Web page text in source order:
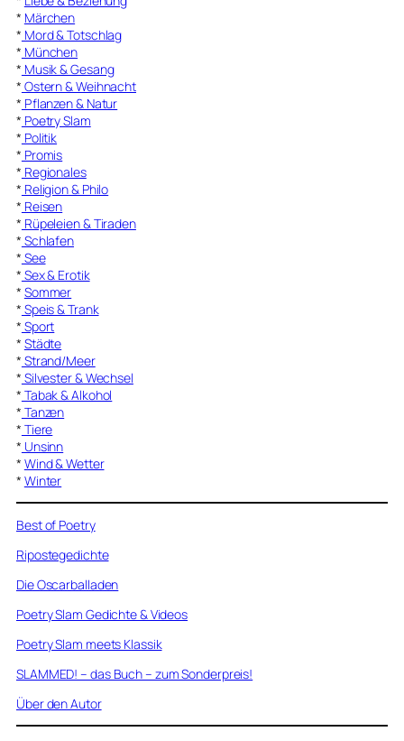
* Märchen
* Mord & Totschlag
* München
* Musik & Gesang
* Ostern & Weihnacht
* Pflanzen & Natur
* Poetry Slam
* Politik
* Promis
* Regionales
* Religion & Philo
* Reisen
* Rüpeleien & Tiraden
* Schlafen
* See
* Sex & Erotik
* Sommer
* Speis & Trank
* Sport
* Städte
* Strand/Meer
* Silvester & Wechsel
* Tabak & Alkohol
* Tanzen
* Tiere
* Unsinn
* Wind & Wetter
* Winter
Best of Poetry
Ripostegedichte
Die Oscarballaden
Poetry Slam Gedichte & Videos
Poetry Slam meets Klassik
SLAMMED! – das Buch – zum Sonderpreis!
Über den Autor